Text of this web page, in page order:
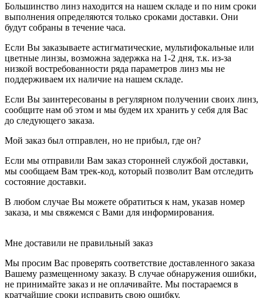
Большинство линз находится на нашем складе и по ним сроки
выполнения определяются только сроками доставки. Они
будут собраны в течение часа.
Если Вы заказываете астигматические, мультифокальные или
цветные линзы, возможна задержка на 1-2 дня, т.к. из-за
низкой востребованности ряда параметров линз мы не
поддерживаем их наличие на нашем складе.
Если Вы заинтересованы в регулярном получении своих линз,
сообщите нам об этом и мы будем их хранить у себя для Вас
до следующего заказа.
Мой заказ был отправлен, но не прибыл, где он?
Если мы отправили Вам заказ сторонней службой доставки,
мы сообщаем Вам трек-код, который позволит Вам отследить
состояние доставки.
В любом случае Вы можете обратиться к нам, указав номер
заказа, и мы свяжемся с Вами для информирования.
Мне доставили не правильный заказ
Мы просим Вас проверять соответствие доставленного заказа
Вашему размещенному заказу. В случае обнаружения ошибки,
не принимайте заказ и не оплачивайте. Мы постараемся в
кратчайшие сроки исправить свою ошибку.